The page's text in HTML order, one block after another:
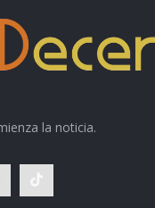
la noticia.